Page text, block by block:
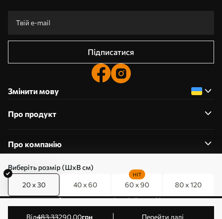
Виберіть розмір (ШхВ см)
20 x 30 40 x 60 60 x 90
HIT
80 x 120
від483.33290.00грн Перейти далі
Підписатися
Змінити мову
Про продукт
Про компанію
0800357223
Редагування дозволів на файли cookie
© 2011-2026 Art-holst. Усі права захищені. Власник: